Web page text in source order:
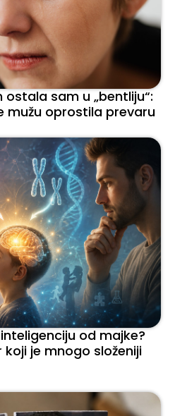
sam u „bentliju“:
mužu oprostila prevaru
od majke?
je mnogo složeniji